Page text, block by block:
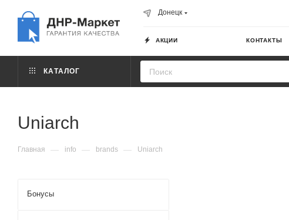
Донецк
АКЦИИ КОНТАКТЫ
КАТАЛОГ
Uniarch
Главная — info — brands — Uniarch
Бонусы